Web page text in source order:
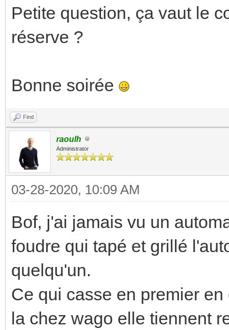
Petite question, ça vaut le
réserve ?
Bonne soirée
Find
raoulh
Administrator
03-28-2020, 10:09 AM
Bof, j'ai jamais vu un
foudre qui tapé et grillé
quelqu'un.
Ce qui casse en premier
la chez wago elle tiennent